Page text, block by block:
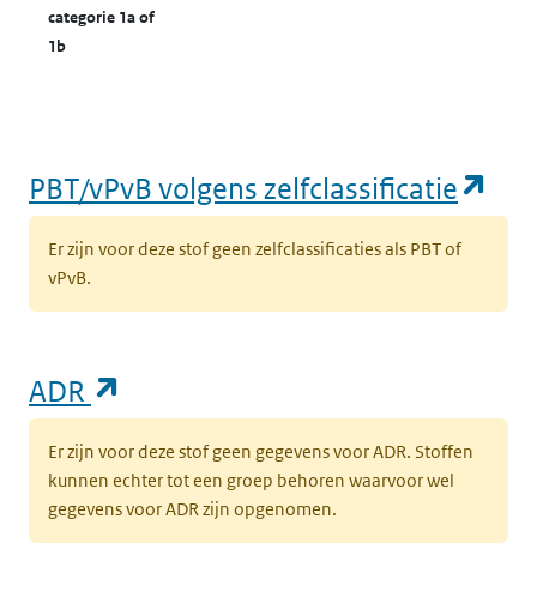
categorie 1a of
1b
PBT/vPvB volgens zelfclassificatie
Er zijn voor deze stof geen zelfclassificaties als PBT of
vPvB.
ADR
Er zijn voor deze stof geen gegevens voor ADR. Stoffen
kunnen echter tot een groep behoren waarvoor wel
gegevens voor ADR zijn opgenomen.